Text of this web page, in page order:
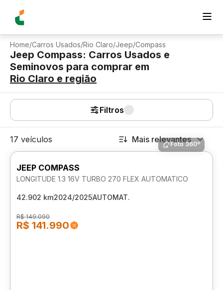
Home/Carros Usados/Rio Claro/Jeep/Compass
Jeep Compass: Carros Usados e
Seminovos para comprar em
Rio Claro e região
Filtros
17 veículos Mais relevantes
Foto 360º
JEEP COMPASS
LONGITUDE 1.3 16V TURBO 270 FLEX AUTOMATICO
42.902 km2024/2025AUTOMAT.
R$ 149.090
R$ 141.990